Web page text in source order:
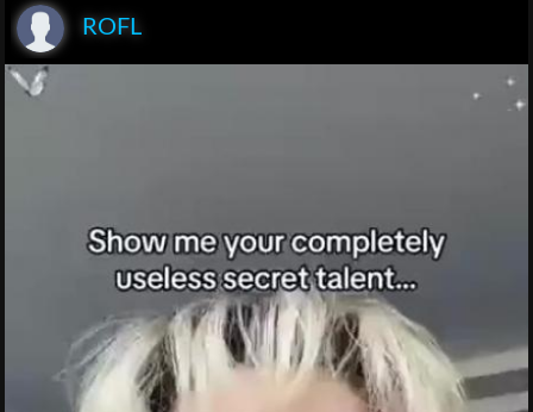
ROFL